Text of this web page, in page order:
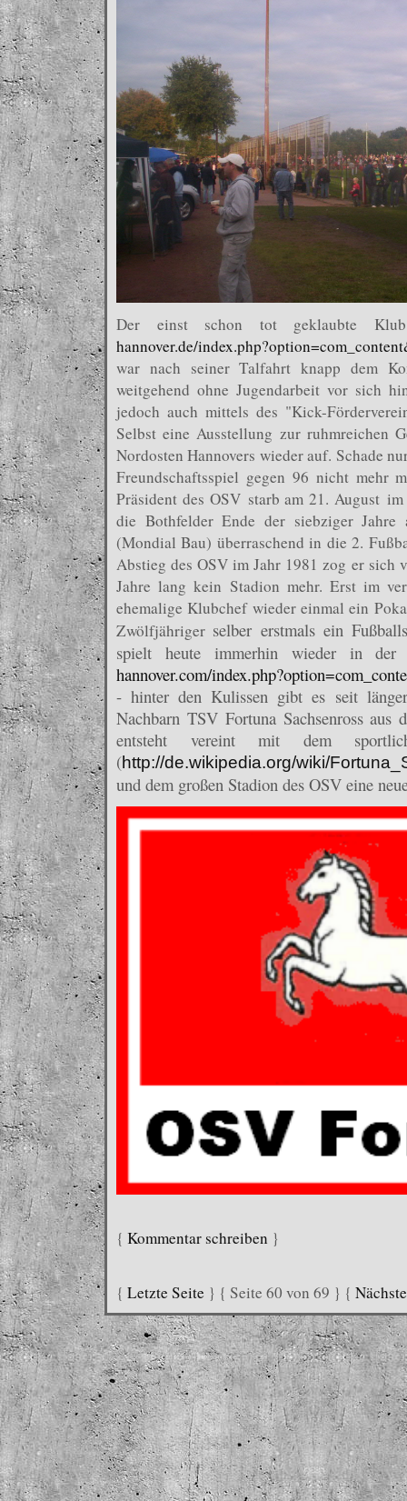
Der einst schon tot geklaubte
hannover.de/
war nach seiner Talfahrt knapp dem
weitgehend ohne Jugendarbeit vor sich
jedoch auch mittels des "Kick-
Selbst eine Ausstellung zur ruhmreichen
Nordosten Hannovers wieder auf. Schade
Freundschaftsspiel gegen 96 nicht mehr
Präsident des OSV starb am 21. August
die Bothfelder Ende der siebziger Jahre
(Mondial Bau) überraschend in die 2.
Abstieg des OSV im Jahr 1981 zog er sich
Jahre lang kein Stadion mehr. Erst im
ehemalige Klubchef wieder einmal ein
Zwölfjähriger selber erstmals ein
spielt heute immerhin wieder in
hannover.com/
- hinter den Kulissen gibt es seit
Nachbarn TSV Fortuna Sachsenross aus
entsteht vereint mit dem
(http://de.wikipedia.org/wiki/
und dem großen Stadion des OSV eine
{ Kommentar schreiben }
{ Letzte Seite } { Seite 60 von 69 } {